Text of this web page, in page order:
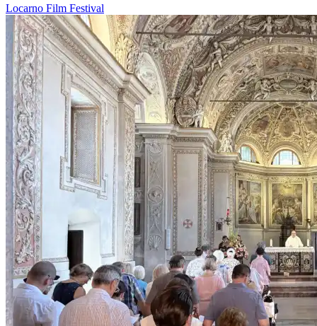
Locarno Film Festival